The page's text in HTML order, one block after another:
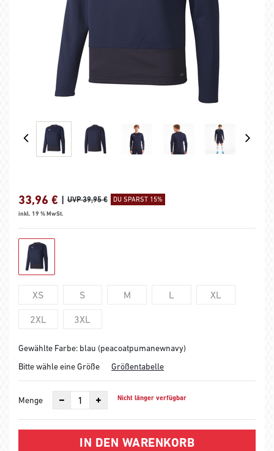
33,96 € | UVP 39,95 € DU SPARST 15%
inkl. 19 % MwSt.
XS S M L XL
2XL 3XL
Gewählte Farbe: blau (peacoatpumanewnavy)
Bitte wähle eine Größe
Größentabelle
Menge Nicht länger verfügbar
IN DEN WARENKORB